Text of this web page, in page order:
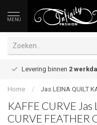
MENU
Levering binnen 2
Home / Jas LEINA QUILT
KAFFE CURVE
CURVE FEATHER